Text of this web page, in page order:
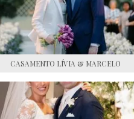
CASAMENTO LÍVIA & MARCELO